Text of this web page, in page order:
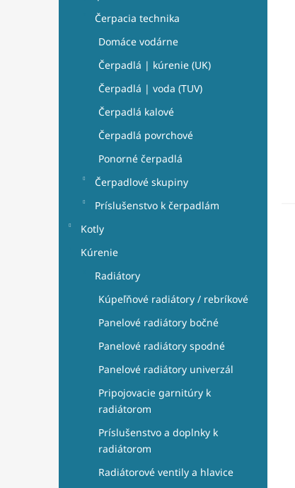
Čerpacia technika
Domáce vodárne
Čerpadlá | kúrenie (UK)
Čerpadlá | voda (TUV)
Čerpadlá kalové
Čerpadlá povrchové
Ponorné čerpadlá
Čerpadlové skupiny
Príslušenstvo k čerpadlám
Kotly
Kúrenie
Radiátory
Kúpeľňové radiátory / rebríkové
Panelové radiátory bočné
Panelové radiátory spodné
Panelové radiátory univerzál
Pripojovacie garnitúry k
radiátorom
Príslušenstvo a doplnky k
radiátorom
Radiátorové ventily a hlavice